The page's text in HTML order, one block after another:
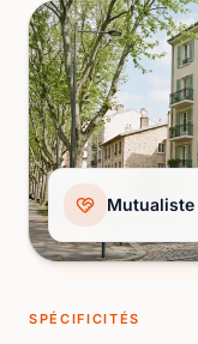
Mutualiste
SPÉCIFICITÉS